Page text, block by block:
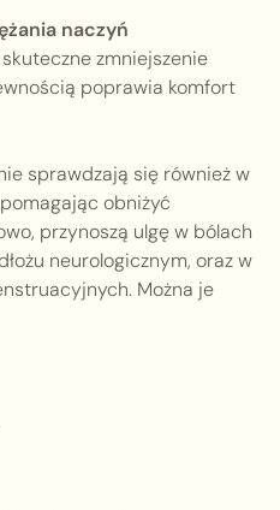
naczyń
zmniejszenie
poprawia komfort
sprawdzają się również w
obniżyć
przynoszą ulgę w bólach
neurologicznym, oraz w
Można je